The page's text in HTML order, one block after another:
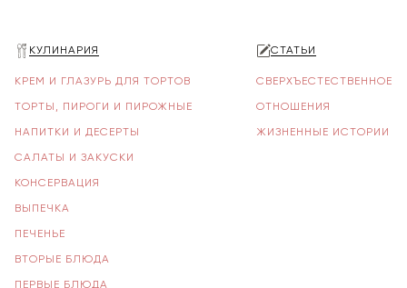
КУЛИНАРИЯ
КРЕМ И ГЛАЗУРЬ ДЛЯ ТОРТОВ
ТОРТЫ, ПИРОГИ И ПИРОЖНЫЕ
НАПИТКИ И ДЕСЕРТЫ
САЛАТЫ И ЗАКУСКИ
КОНСЕРВАЦИЯ
ВЫПЕЧКА
ПЕЧЕНЬЕ
ВТОРЫЕ БЛЮДА
ПЕРВЫЕ БЛЮДА
СТАТЬИ
СВЕРХЪЕСТЕСТВЕННОЕ
ОТНОШЕНИЯ
ЖИЗНЕННЫЕ ИСТОРИИ